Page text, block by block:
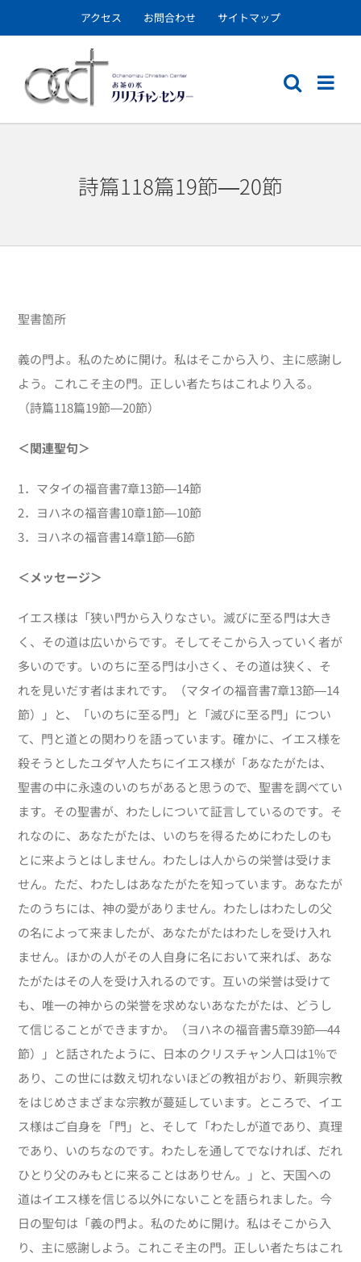
to
アクセス お問合わせ サイトマップ
詩篇118篇19節―20節
聖書箇所
義の門よ。私のために開け。私はそこから入り、主に感謝し
よう。これこそ主の門。正しい者たちはこれより入る。
（詩篇118篇19節―20節）
＜関連聖句＞
1．マタイの福音書7章13節―14節
2．ヨハネの福音書10章1節―10節
3．ヨハネの福音書14章1節―6節
＜メッセージ＞
イエス様は「狭い門から入りなさい。滅びに至る門は大き
く、その道は広いからです。そしてそこから入っていく者が
多いのです。いのちに至る門は小さく、その道は狭く、そ
れを見いだす者はまれです。（マタイの福音書7章13節―14
節）」と、「いのちに至る門」と「滅びに至る門」につい
て、門と道との関わりを語っています。確かに、イエス様を
殺そうとしたユダヤ人たちにイエス様が「あなたがたは、
聖書の中に永遠のいのちがあると思うので、聖書を調べてい
ます。その聖書が、わたしについて証言しているのです。そ
れなのに、あなたがたは、いのちを得るためにわたしのも
とに来ようとはしません。わたしは人からの栄誉は受けま
せん。ただ、わたしはあなたがたを知っています。あなたが
たのうちには、神の愛がありません。わたしはわたしの父
の名によって来ましたが、あなたがたはわたしを受け入れ
ません。ほかの人がその人自身に名において来れば、あな
たがたはその人を受け入れるのです。互いの栄誉は受けて
も、唯一の神からの栄誉を求めないあなたがたは、どうし
て信じることができますか。（ヨハネの福音書5章39節―44
節）」と話されたように、日本のクリスチャン人口は1%で
あり、この世には数え切れないほどの教祖がおり、新興宗教
をはじめさまざまな宗教が蔓延しています。ところで、イエ
ス様はご自身を「門」と、そして「わたしが道であり、真理
であり、いのちなのです。わたしを通してでなければ、だれ
ひとり父のみもとに来ることはありせん。」と、天国への
道はイエス様を信じる以外にないことを語られました。今
日の聖句は「義の門よ。私のために開け。私はそこから入
り、主に感謝しよう。これこそ主の門。正しい者たちはこれ